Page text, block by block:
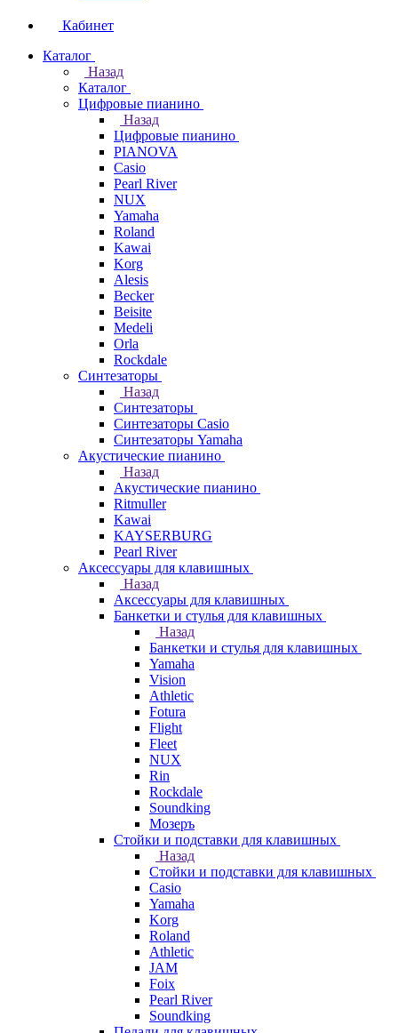
Кабинет
Каталог
Назад
Каталог
Цифровые пианино
Назад
Цифровые пианино
PIANOVA
Casio
Pearl River
NUX
Yamaha
Roland
Kawai
Korg
Alesis
Becker
Beisite
Medeli
Orla
Rockdale
Синтезаторы
Назад
Синтезаторы
Синтезаторы Casio
Синтезаторы Yamaha
Акустические пианино
Назад
Акустические пианино
Ritmuller
Kawai
KAYSERBURG
Pearl River
Аксессуары для клавишных
Назад
Аксессуары для клавишных
Банкетки и стулья для клавишных
Назад
Банкетки и стулья для клавишных
Yamaha
Vision
Athletic
Fotura
Flight
Fleet
NUX
Rin
Rockdale
Soundking
Мозеръ
Стойки и подставки для клавишных
Назад
Стойки и подставки для клавишных
Casio
Yamaha
Korg
Roland
Athletic
JAM
Foix
Pearl River
Soundking